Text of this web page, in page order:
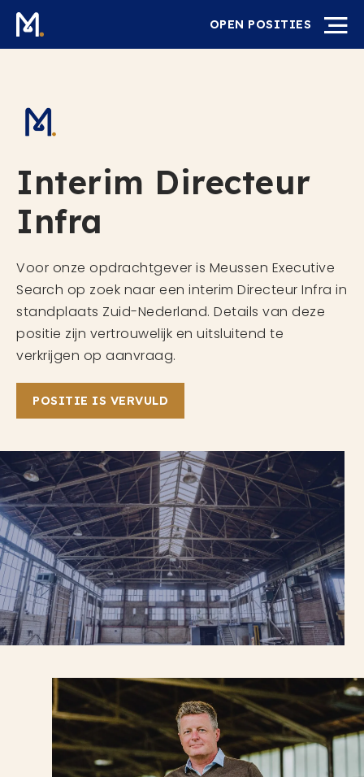
OPEN POSITIES
Interim Directeur
Infra
Voor onze opdrachtgever is Meussen Executive
Search op zoek naar een interim Directeur Infra in
standplaats Zuid-Nederland. Details van deze
positie zijn vertrouwelijk en uitsluitend te
verkrijgen op aanvraag.
POSITIE IS VERVULD